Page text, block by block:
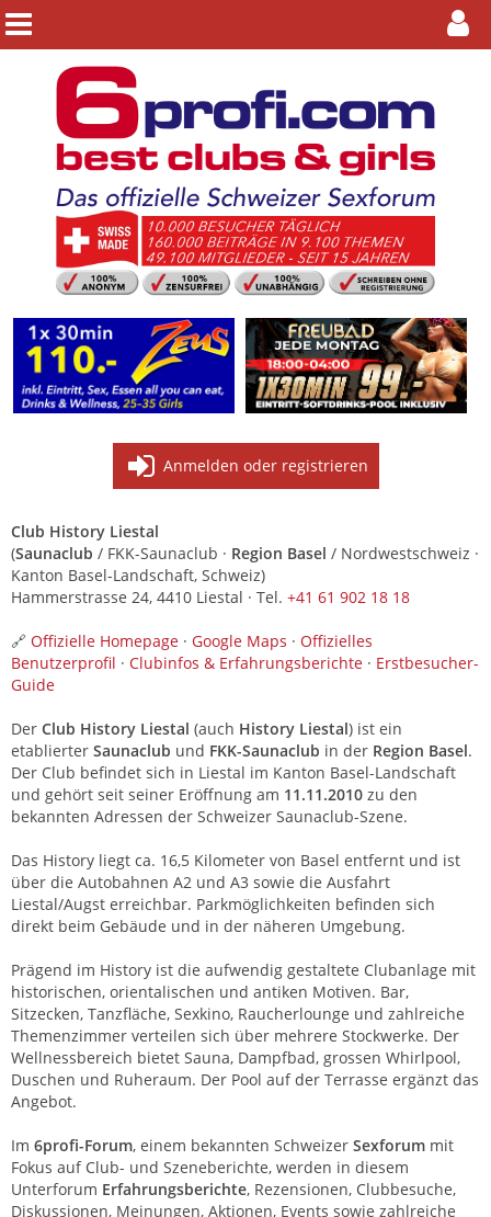
Anmelden oder registrieren
Club History Liestal
(Saunaclub / FKK-Saunaclub · Region Basel / Nordwestschweiz ·
Kanton Basel-Landschaft, Schweiz)
Hammerstrasse 24, 4410 Liestal · Tel. +41 61 902 18 18
🔗 Offizielle Homepage · Google Maps · Offizielles
Benutzerprofil · Clubinfos & Erfahrungsberichte · Erstbesucher-
Guide
Der Club History Liestal (auch History Liestal) ist ein
etablierter Saunaclub und FKK-Saunaclub in der Region Basel.
Der Club befindet sich in Liestal im Kanton Basel-Landschaft
und gehört seit seiner Eröffnung am 11.11.2010 zu den
bekannten Adressen der Schweizer Saunaclub-Szene.
Das History liegt ca. 16,5 Kilometer von Basel entfernt und ist
über die Autobahnen A2 und A3 sowie die Ausfahrt
Liestal/Augst erreichbar. Parkmöglichkeiten befinden sich
direkt beim Gebäude und in der näheren Umgebung.
Prägend im History ist die aufwendig gestaltete Clubanlage mit
historischen, orientalischen und antiken Motiven. Bar,
Sitzecken, Tanzfläche, Sexkino, Raucherlounge und zahlreiche
Themenzimmer verteilen sich über mehrere Stockwerke. Der
Wellnessbereich bietet Sauna, Dampfbad, grossen Whirlpool,
Duschen und Ruheraum. Der Pool auf der Terrasse ergänzt das
Angebot.
Im 6profi-Forum, einem bekannten Schweizer Sexforum mit
Fokus auf Club- und Szeneberichte, werden in diesem
Unterforum Erfahrungsberichte, Rezensionen, Clubbesuche,
Diskussionen, Meinungen, Aktionen, Events sowie zahlreiche